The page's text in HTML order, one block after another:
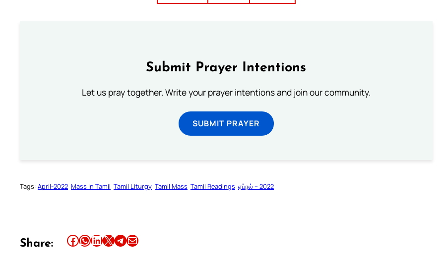
Submit Prayer Intentions
Let us pray together. Write your prayer intentions and join our community.
SUBMIT PRAYER
Tags: April-2022 Mass in Tamil Tamil Liturgy Tamil Mass Tamil Readings ஏப்ரல் – 2022
Share: Share this article on Facebook Share this article on WhatsApp Share this article on LinkedIn Share this article on X Share this article on TelegramEmail this Article